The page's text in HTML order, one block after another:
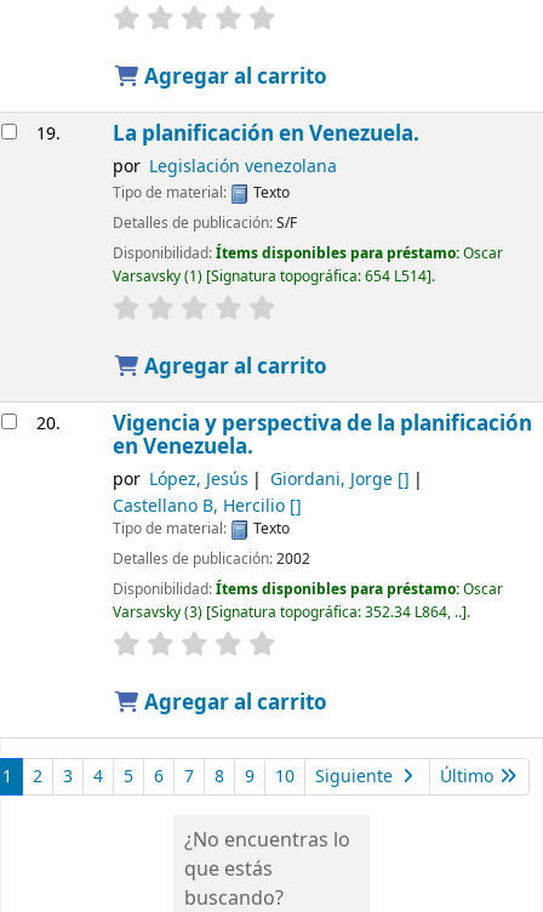
Agregar al carrito
19. La planificación en Venezuela.
por Legislación venezolana
Tipo de material:
Texto
Detalles de publicación:S/F
Disponibilidad:Ítems disponibles para préstamo:Oscar
Varsavsky(1) Signatura topográfica:654 L514 .
Agregar al carrito
20. Vigencia y perspectiva de la planificación
en Venezuela.
por López, Jesús Giordani, Jorge[]
Castellano B, Hercilio[]
Tipo de material:
Texto
Detalles de publicación:2002
Disponibilidad:Ítems disponibles para préstamo:Oscar
Varsavsky(3) Signatura topográfica:352.34 L864, .. .
Agregar al carrito
1 2 3 4 5 6 7 8 9 10 Siguiente Último
¿No encuentras lo
que estás
buscando?